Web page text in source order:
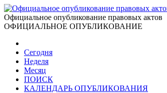
Официальное опубликование правовых актов
ОФИЦИАЛЬНОЕ ОПУБЛИКОВАНИЕ
Сегодня
Неделя
Месяц
ПОИСК
КАЛЕНДАРЬ ОПУБЛИКОВАНИЯ